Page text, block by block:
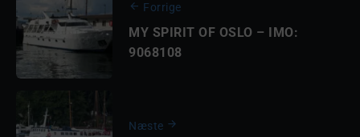
Forrige
MY SPIRIT OF OSLO – IMO:
9068108
Næste